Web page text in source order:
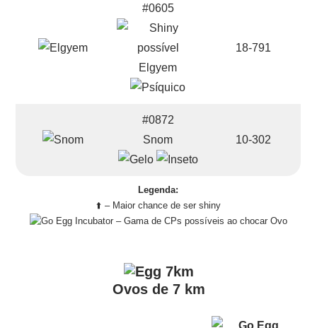
#0605
Elgyem
18-791
#0872
Snom
10-302
Legenda:
⬆️ – Maior chance de ser shiny
– Gama de CPs possíveis ao chocar Ovo
Ovos de 7 km